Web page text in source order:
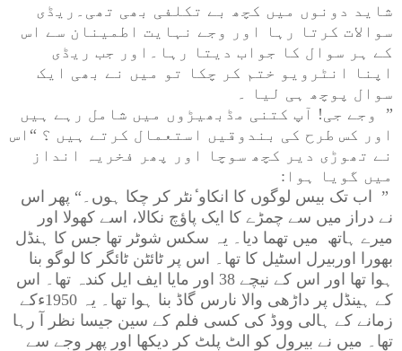
شاید دونوں میں کچھ بے تکلفی بھی تھی۔ریڈی
سوالات کرتا رہا اور وجے نہایت اطمینان سے اس
کے ہر سوال کا جواب دیتا رہا۔اور جب ریڈی
اپنا انٹرویو ختم کر چکا تو میں نے بھی ایک
سوال پوچھ ہی لیا ۔
”
وجے جی! آپ کتنی مڈبھیڑوں میں شامل رہے ہیں
اور کس طرح کی بندوقیں استعمال کرتے ہیں ؟ “اس
نے تھوڑی دیر کچھ سوچا اور پھر فخریہ انداز
میں گویا ہوا :
” اب تک بیس لوگوں کا انکاو ٔنٹر کر چکا ہوں۔“ پھر اس
نے دراز میں سے چمڑے کا ایک پاؤچ نکالا، اسے کھولا اور
میرے ہاتھ میں تھما دیا۔ یہ سکس شوٹر تھا جس کا ہنڈل
بھورا اوربیرل اسٹیل کا تھا۔ اس پر ٹائٹن ٹائگر کا لوگو بنا
ہوا تھا اور اس کے نیچے 38 اور مایا ایف ایل کندہ تھا۔ اس
کے ہینڈل پر داڑھی والا نارس گاڈ بنا ہوا تھا۔ یہ 1950ءکے
زمانے کے ہالی ووڈ کی کسی فلم کے سین جیسا نظر آ رہا
تھا۔ میں نے بیرول کو الٹ پلٹ کر دیکھا اور پھر وجے سے